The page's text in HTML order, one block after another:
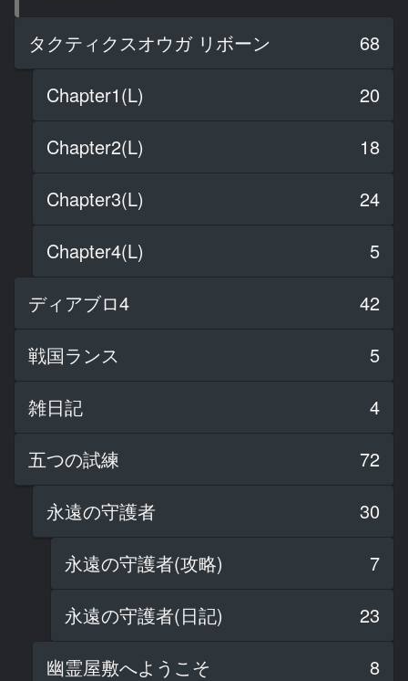
タクティクスオウガ リボーン
68
Chapter1(L)
20
Chapter2(L)
18
Chapter3(L)
24
Chapter4(L)
5
ディアブロ4
42
戦国ランス
5
雑日記
4
五つの試練
72
永遠の守護者
30
永遠の守護者(攻略)
7
永遠の守護者(日記)
23
幽霊屋敷へようこそ
8